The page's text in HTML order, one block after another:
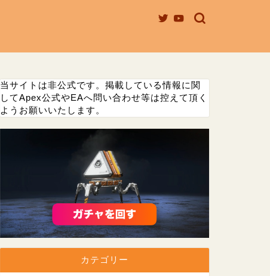
当サイトは非公式です。掲載している情報に関
してApex公式やEAへ問い合わせ等は控えて頂く
ようお願いいたします。
カテゴリー